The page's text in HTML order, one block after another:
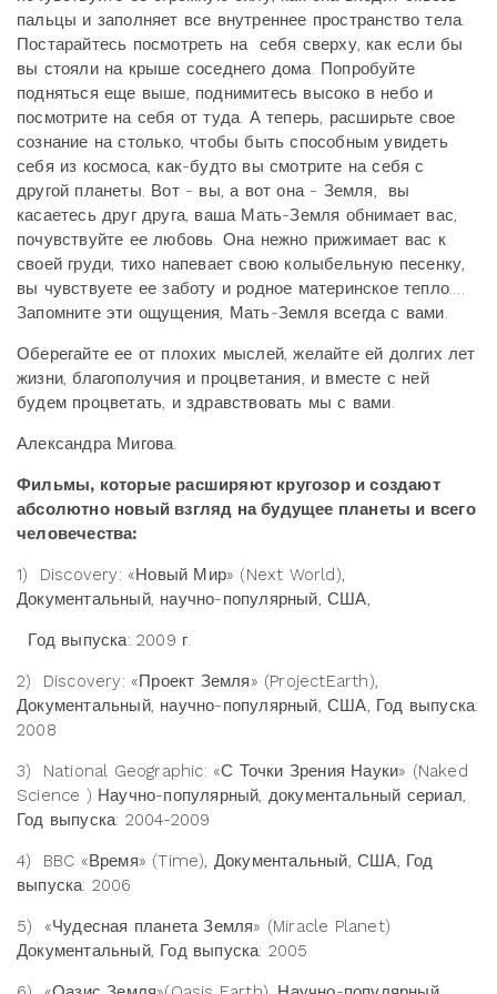
пальцы и заполняет все внутреннее пространство тела.
Постарайтесь посмотреть на себя сверху, как если бы
вы стояли на крыше соседнего дома. Попробуйте
подняться еще выше, поднимитесь высоко в небо и
посмотрите на себя от туда. А теперь, расширьте свое
сознание на столько, чтобы быть способным увидеть
себя из космоса, как-будто вы смотрите на себя с
другой планеты. Вот - вы, а вот она - Земля, вы
касаетесь друг друга, ваша Мать-Земля обнимает вас,
почувствуйте ее любовь. Она нежно прижимает вас к
своей груди, тихо напевает свою колыбельную песенку,
вы чувствуете ее заботу и родное материнское тепло.…
Запомните эти ощущения, Мать-Земля всегда с вами.
Оберегайте ее от плохих мыслей, желайте ей долгих лет
жизни, благополучия и процветания, и вместе с ней
будем процветать, и здравствовать мы с вами.
Александра Мигова.
Фильмы, которые расширяют кругозор и создают
абсолютно новый взгляд на будущее планеты и всего
человечества:
1)
Discovery: «Новый Мир» (Next World),
Документальный, научно-популярный, США,
Год выпуска: 2009 г.
2)
Discovery: «Проект Земля» (ProjectEarth),
Документальный, научно-популярный, США, Год выпуска:
2008
3)
National Geographic: «С Точки Зрения Науки» (Naked
Science ) Научно-популярный, документальный сериал,
Год выпуска: 2004-2009
4)
BBC «Время» (Time), Документальный, США, Год
выпуска: 2006
5)
«Чудесная планета Земля» (Miracle Planet)
Документальный, Год выпуска: 2005